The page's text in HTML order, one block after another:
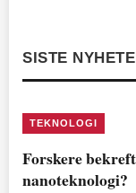
SISTE
TEKNOLOGI
Forskere
nanoteknologi?